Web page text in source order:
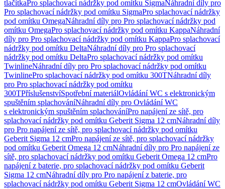
tlačítkaPro splachovací nádržky pod omítku SigmaNáhradní díly pro
Pro splachovací nádržky pod omítku SigmaPro splachovací nádržky
pod omítku OmegaNáhradní díly pro Pro splachovací nádržky pod
omítku OmegaPro splachovací nádržky pod omítku KappaNáhradní
díly pro Pro splachovací nádržky pod omítku KappaPro splachovací
nádržky pod omítku DeltaNáhradní díly pro Pro splachovací
nádržky pod omítku DeltaPro splachovací nádržky pod omítku
TwinlineNáhradní díly pro Pro splachovací nádržky pod omítku
TwinlinePro splachovací nádržky pod omítku 300TNáhradní díly
pro Pro splachovací nádržky pod omítku
300TPříslušenstvíSpotřební materiálOvládání WC s elektronickým
spuštěním splachováníNáhradní díly pro Ovládání WC
s elektronickým spuštěním splachováníPro napájení ze sítě, pro
splachovací nádržky pod omítku Geberit Sigma 12 cmNáhradní díly
pro Pro napájení ze sítě, pro splachovací nádržky pod omítku
Geberit Sigma 12 cmPro napájení ze sítě, pro splachovací nádržky
pod omítku Geberit Omega 12 cmNáhradní díly pro Pro napájení ze
sítě, pro splachovací nádržky pod omítku Geberit Omega 12 cmPro
napájení z baterie, pro splachovací nádržky pod omítku Geberit
Sigma 12 cmNáhradní díly pro Pro napájení z baterie, pro
splachovací nádržky pod omítku Geberit Sigma 12 cmOvládání WC